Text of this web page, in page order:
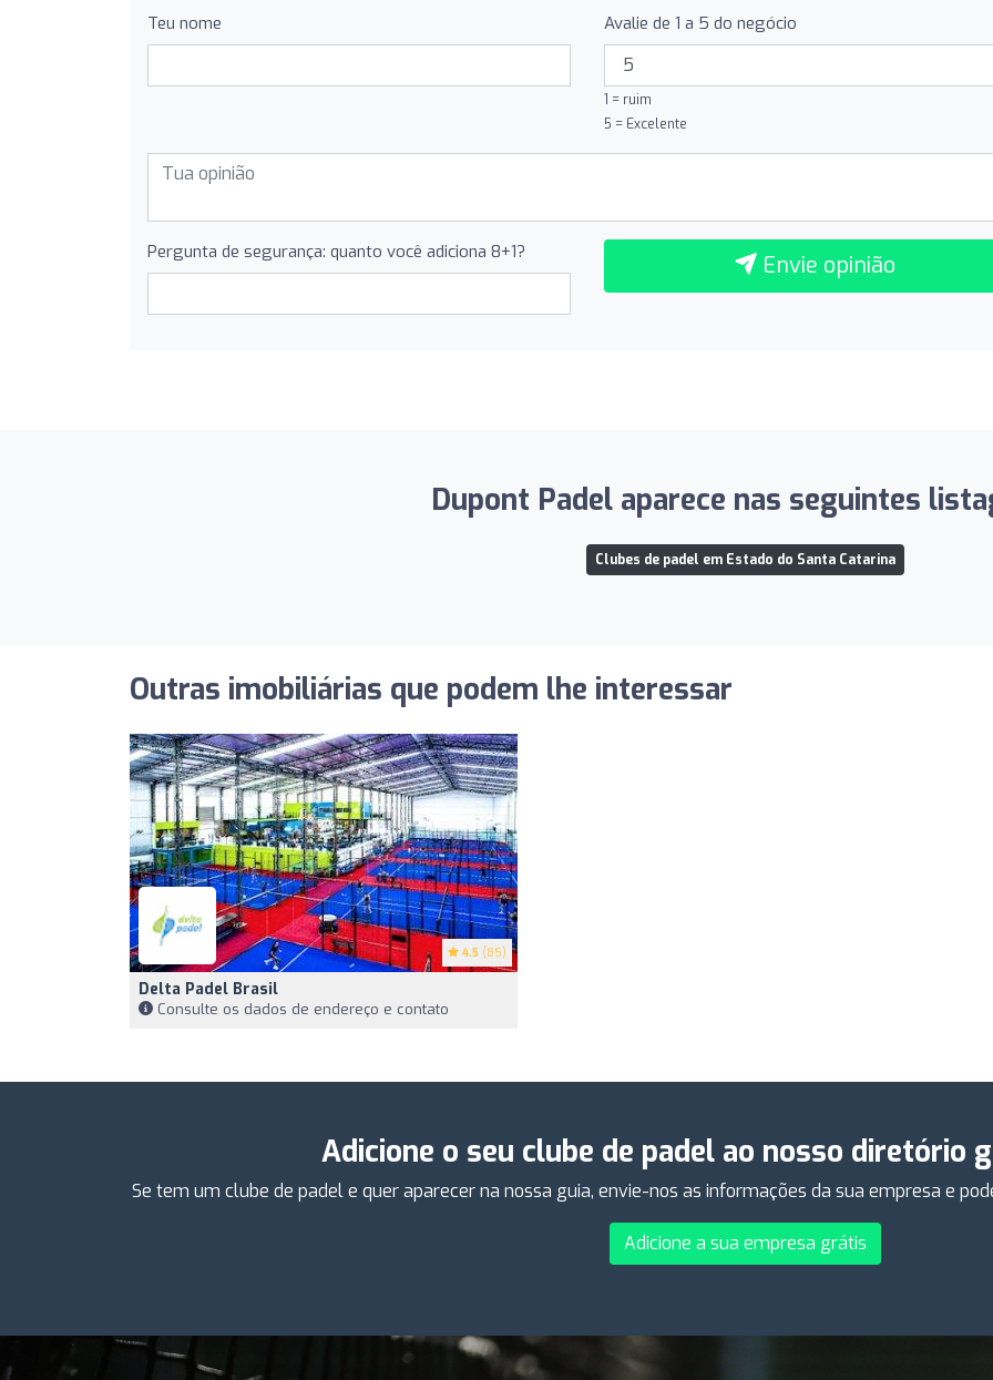
Teu nome Avalie de 1 a 5 do negócio
1 = ruim
5 = Excelente
Pergunta de segurança: quanto você adiciona 8+1? Envie opinião
Dupont Padel aparece nas seguintes
Clubes de padel em Estado do Santa Catarina
Outras imobiliárias que podem lhe interessar
4.5 (85)
Delta Padel Brasil
Consulte os dados de endereço e contato
Adicione o seu clube de padel ao nosso diretório
Se tem um clube de padel e quer aparecer na nossa guia, envie-nos as informações da sua empresa e
Adicione a sua empresa grátis